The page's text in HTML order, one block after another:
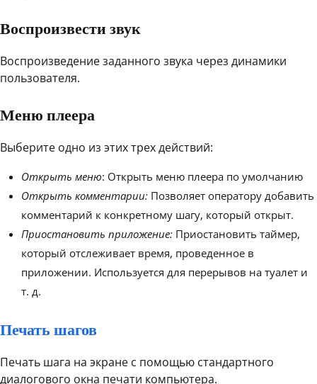
Воспроизвести звук
Воспроизведение заданного звука через динамики
пользователя.
Меню плеера
Выберите одно из этих трех действий:
Открыть меню: Открыть меню плеера по умолчанию
Открыть комментарии: Позволяет оператору добавить
комментарий к конкретному шагу, который открыт.
Приостановить приложение: Приостановить таймер,
который отслеживает время, проведенное в
приложении. Используется для перерывов на туалет и
т. д.
Печать шагов
Печать шага на экране с помощью стандартного
диалогового окна печати компьютера.